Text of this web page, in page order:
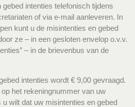
intenties telefonisch tijdens
of via e-mail aanleveren. In
kunt u de misintenties en gebed
ze – in een gesloten envelop o.v.v.
– in de brievenbus van de
intenties wordt € 9,00 gevraagd.
het rekeningnummer van uw
wilt dat uw misintenties en gebed